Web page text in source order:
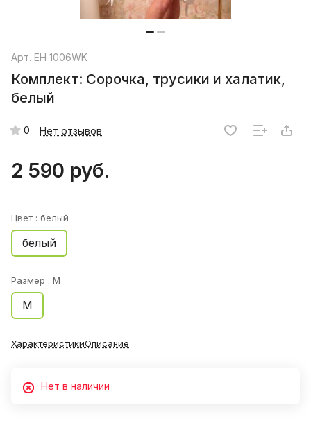
Арт. EH 1006WK
Комплект: Сорочка, трусики и халатик,
белый
0 Нет отзывов
2 590 руб.
Цвет : белый
белый
Размер : M
M
ХарактеристикиОписание
Нет в наличии